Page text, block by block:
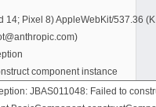
14; Pixel 8) AppleWebKit/537.36
component instance